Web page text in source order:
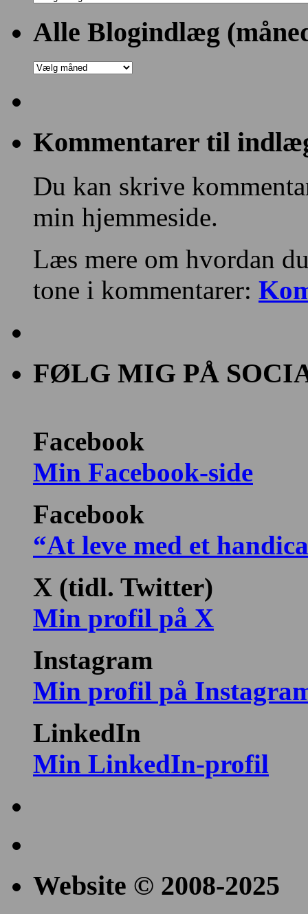
Blogs
og
Kategorier:
Alle Blogindlæg
Alle
Kommentarer til
Du kan skrive
min hjemmeside.
Læs mere om hvordan
tone i kommentarer:
FØLG MIG PÅ
Facebook
Min Facebook-side
Facebook
“At leve med et
X (tidl. Twitter)
Min profil på X
Instagram
Min profil på
LinkedIn
Min LinkedIn-profil
Website © 2008-2025